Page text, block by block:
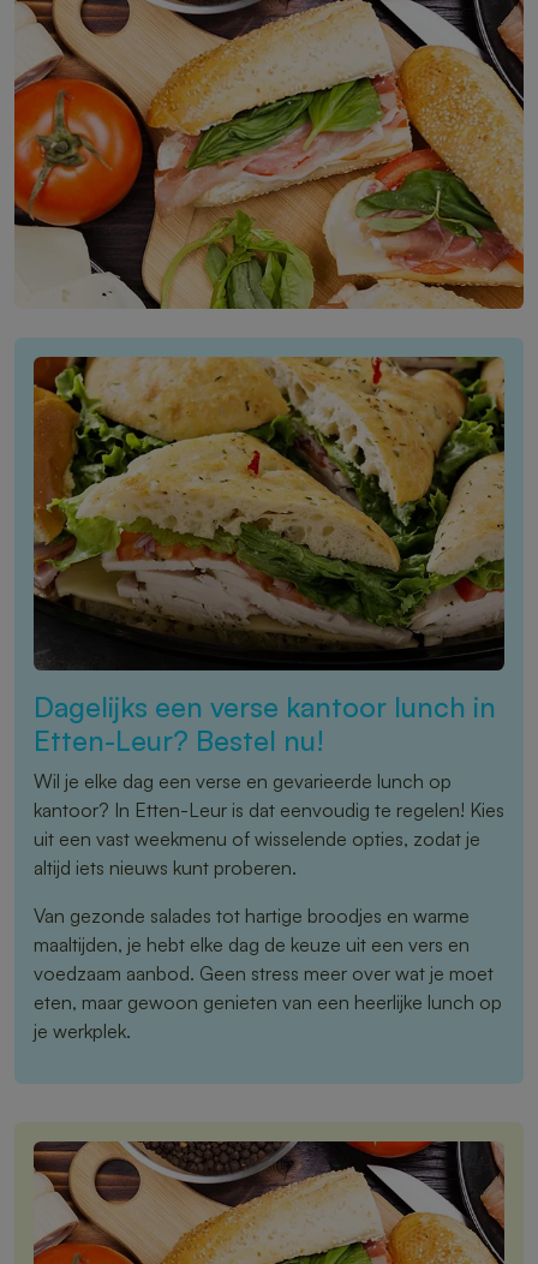
Dagelijks een verse kantoor lunch in
Etten-Leur? Bestel nu!
Wil je elke dag een verse en gevarieerde lunch op
kantoor? In Etten-Leur is dat eenvoudig te regelen! Kies
uit een vast weekmenu of wisselende opties, zodat je
altijd iets nieuws kunt proberen.
Van gezonde salades tot hartige broodjes en warme
maaltijden, je hebt elke dag de keuze uit een vers en
voedzaam aanbod. Geen stress meer over wat je moet
eten, maar gewoon genieten van een heerlijke lunch op
je werkplek.